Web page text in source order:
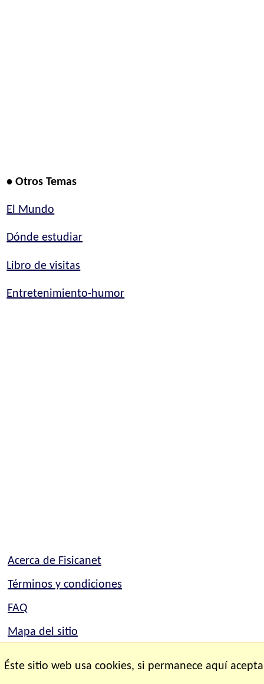
• Otros Temas
El Mundo
Dónde estudiar
Libro de visitas
Entretenimiento-humor
Acerca de Fisicanet
Términos y condiciones
FAQ
Mapa del sitio
Éste sitio web usa cookies, si permanece aquí acepta